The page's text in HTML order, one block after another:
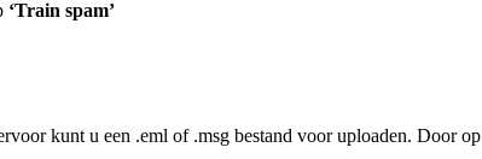
‘Train spam’
kunt u een .eml of .msg bestand voor uploaden. Door op